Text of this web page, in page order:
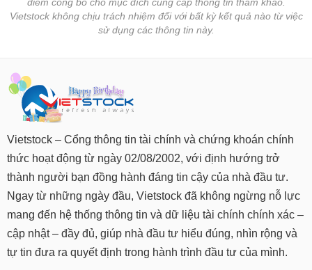
điểm công bố cho mục đích cung cấp thông tin tham khảo.
Vietstock không chịu trách nhiệm đối với bất kỳ kết quả nào từ việc
sử dụng các thông tin này.
Vietstock – Cổng thông tin tài chính và chứng khoán chính
thức hoạt động từ ngày 02/08/2002, với định hướng trở
thành người bạn đồng hành đáng tin cậy của nhà đầu tư.
Ngay từ những ngày đầu, Vietstock đã không ngừng nỗ lực
mang đến hệ thống thông tin và dữ liệu tài chính chính xác –
cập nhật – đầy đủ, giúp nhà đầu tư hiểu đúng, nhìn rộng và
tự tin đưa ra quyết định trong hành trình đầu tư của mình.